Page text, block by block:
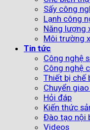
Sấy công
Lạnh công
Năng lượng
Môi trường
Tin tức
Công nghệ
Công nghệ
Thiết bị chế
Chuyển
Hỏi đáp
Kiến thức
Đào tạo nội
Videos